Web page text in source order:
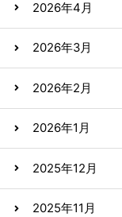
2026年4月
2026年3月
2026年2月
2026年1月
2025年12月
2025年11月